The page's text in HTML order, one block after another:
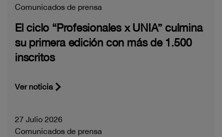
Comunicados de prensa
El ciclo “Profesionales x UNIA” culmina
su primera edición con más de 1.500
inscritos
Ver noticia
27 Julio 2026
Comunicados de prensa